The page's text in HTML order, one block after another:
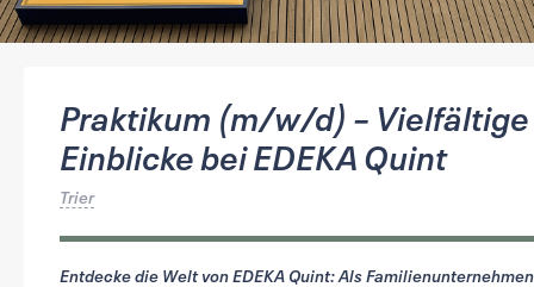
Praktikum (m/w/d) – Vielfältige
Einblicke bei EDEKA Quint
Trier
Entdecke die Welt von EDEKA Quint: Als Familienunternehmen